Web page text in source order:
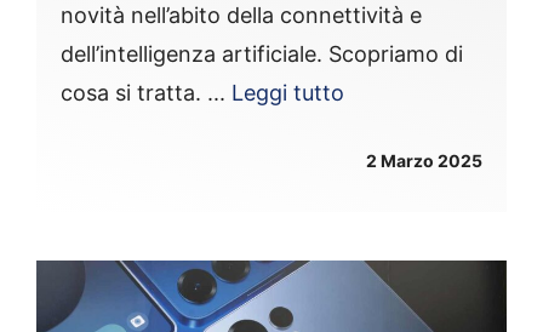
novità nell’abito della connettività e
dell’intelligenza artificiale. Scopriamo di
cosa si tratta. ... Leggi tutto
2 Marzo 2025